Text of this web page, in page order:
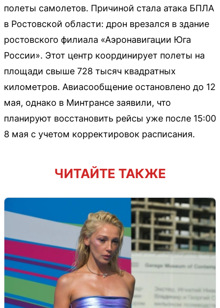
полеты самолетов. Причиной стала атака БПЛА
в Ростовской области: дрон врезался в здание
ростовского филиала «Аэронавигации Юга
России». Этот центр координирует полеты на
площади свыше 728 тысяч квадратных
километров. Авиасообщение остановлено до 12
мая, однако в Минтрансе заявили, что
планируют восстановить рейсы уже после 15:00
8 мая с учетом корректировок расписания.
ЧИТАЙТЕ ТАКЖЕ